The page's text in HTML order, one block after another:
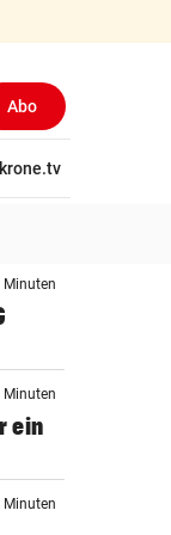
Abo
krone.tv
Minuten
Minuten
ein
Minuten